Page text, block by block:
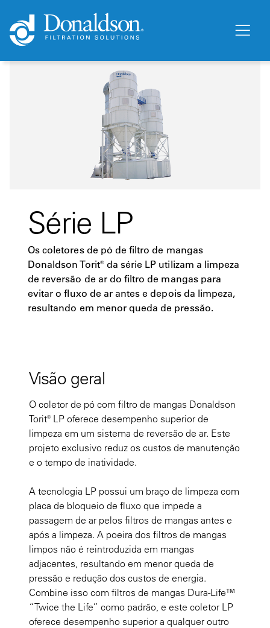
Série LP
Os coletores de pó de filtro de mangas
Donaldson Torit® da série LP utilizam a limpeza
de reversão de ar do filtro de mangas para
evitar o fluxo de ar antes e depois da limpeza,
resultando em menor queda de pressão.
Visão geral
O coletor de pó com filtro de mangas Donaldson
Torit® LP oferece desempenho superior de
limpeza em um sistema de reversão de ar. Este
projeto exclusivo reduz os custos de manutenção
e o tempo de inatividade.
A tecnologia LP possui um braço de limpeza com
placa de bloqueio de fluxo que impede a
passagem de ar pelos filtros de mangas antes e
após a limpeza. A poeira dos filtros de mangas
limpos não é reintroduzida em mangas
adjacentes, resultando em menor queda de
pressão e redução dos custos de energia.
Combine isso com filtros de mangas Dura-Life™
“Twice the Life” como padrão, e este coletor LP
oferece desempenho superior a qualquer outro